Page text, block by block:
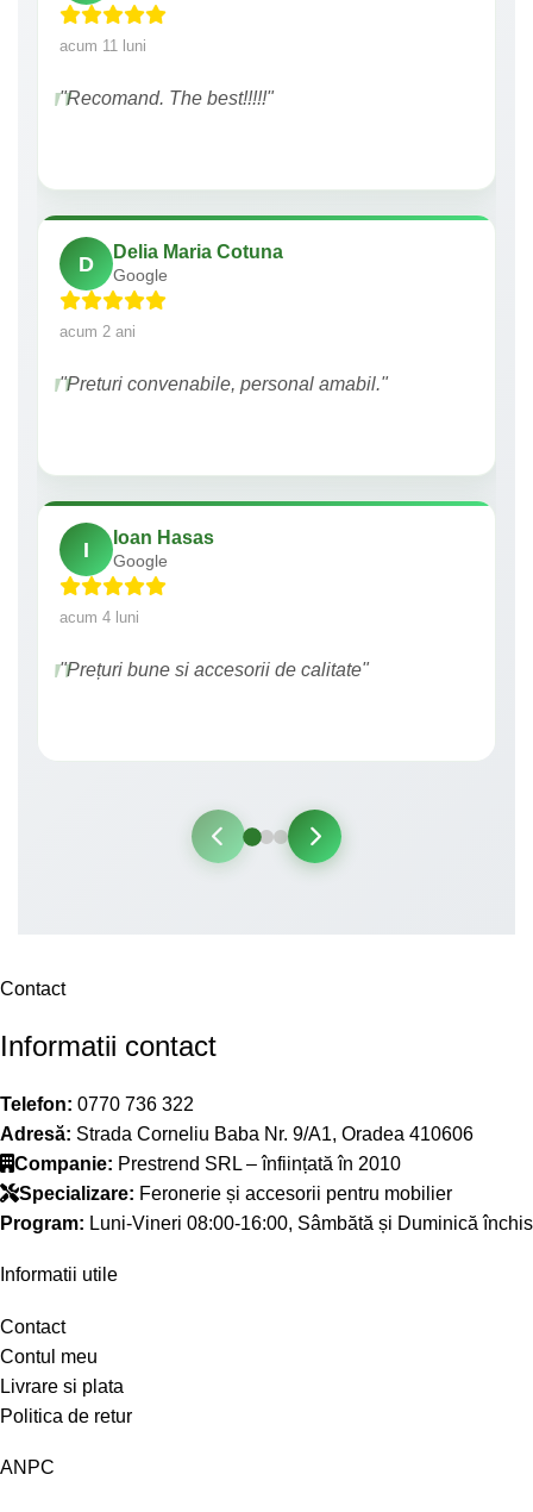
acum 11 luni
"Recomand. The best!!!!!"
D
Delia Maria Cotuna
Google
acum 2 ani
"Preturi convenabile, personal amabil."
I
Ioan Hasas
Google
acum 4 luni
"Prețuri bune si accesorii de calitate"
Contact
Informatii contact
Telefon: 0770 736 322
Adresă: Strada Corneliu Baba Nr. 9/A1, Oradea 410606
Companie: Prestrend SRL – înființată în 2010
Specializare: Feronerie și accesorii pentru mobilier
Program: Luni-Vineri 08:00-16:00, Sâmbătă și Duminică închis
Informatii utile
Contact
Contul meu
Livrare si plata
Politica de retur
ANPC